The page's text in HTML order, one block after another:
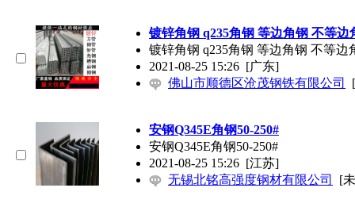
镀锌角钢 q235角钢 等边角钢 不等边
镀锌角钢 q235角钢 等边角钢 不等边
2021-08-25 15:26 [广东]
佛山市顺德区沧茂钢铁有限公司
安钢Q345E角钢50-250#
安钢Q345E角钢50-250#
2021-08-25 15:26 [江苏]
无锡北铭高强度钢材有限公司
[